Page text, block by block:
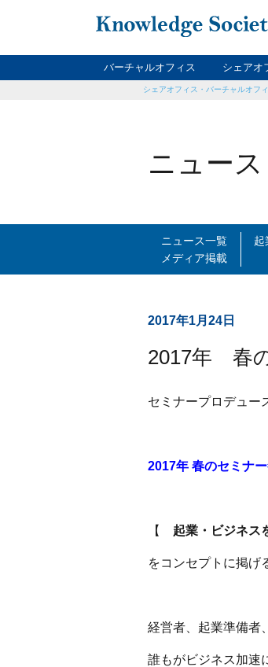
バーチャルオフィス シェアオ
シェアオフィス・バーチャルオフ
ニュース
ニュース一覧 起
メディア掲載
2017年1月24日
2017年 春
セミナープロデュ
2017年 春のセミナー
【 起業・ビジネス
をコンセプトに掲げ
経営者、起業準備者
誰もがビジネス加速